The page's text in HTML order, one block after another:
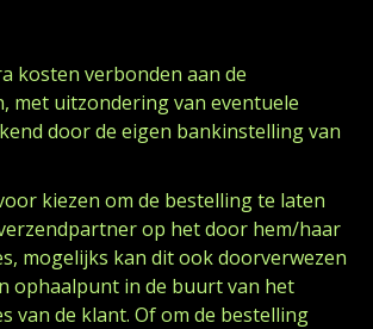
kosten verbonden aan de
met uitzondering van eventuele
door de eigen bankinstelling van
kiezen om de bestelling te laten
op het door hem/haar
mogelijks kan dit ook doorverwezen
ophaalpunt in de buurt van het
van de klant. Of om de bestelling